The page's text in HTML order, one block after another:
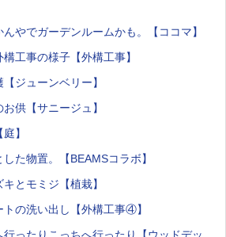
やでガーデンルームかも。【ココマ】
工事の様子【外構工事】
ジューンベリー】
供【サニージュ】
】
た物置。【BEAMSコラボ】
とモミジ【植栽】
の洗い出し【外構工事④】